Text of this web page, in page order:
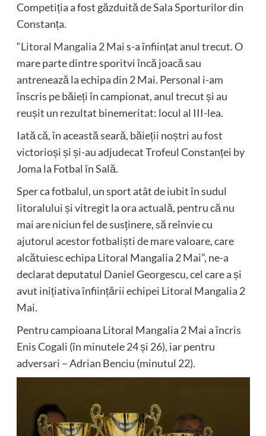
Competiția a fost găzduită de Sala Sporturilor din
Constanța.
“Litoral Mangalia 2 Mais-a înființat anul trecut. O
mare parte dintre sporitvi încă joacă sau
antrenează la echipa din 2 Mai. Personal i-am
înscris pe băieți în campionat, anul trecut și au
reușit un rezultat binemeritat: locul al III-lea.
Iată că, în această seară, băieții noștri au fost
victorioși și și-au adjudecat Trofeul Constanței by
Joma la Fotbal în Sală.
Sper ca fotbalul, un sport atât de iubit în sudul
litoralului și vitregit la ora actuală, pentru că nu
mai are niciun fel de susținere, să reînvie cu
ajutorul acestor fotbaliști de mare valoare, care
alcătuiesc echipa Litoral Mangalia 2 Mai”, ne-a
declarat deputatul Daniel Georgescu, cel care a și
avut inițiativa înființării echipei Litoral Mangalia 2
Mai.
Pentru campioana Litoral Mangalia 2 Mai a încris
Enis Cogali (în minutele 24 și 26), iar pentru
adversari – Adrian Benciu (minutul 22).